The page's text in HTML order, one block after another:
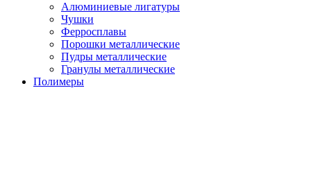
Алюминиевые лигатуры
Чушки
Ферросплавы
Порошки металлические
Пудры металлические
Гранулы металлические
Полимеры